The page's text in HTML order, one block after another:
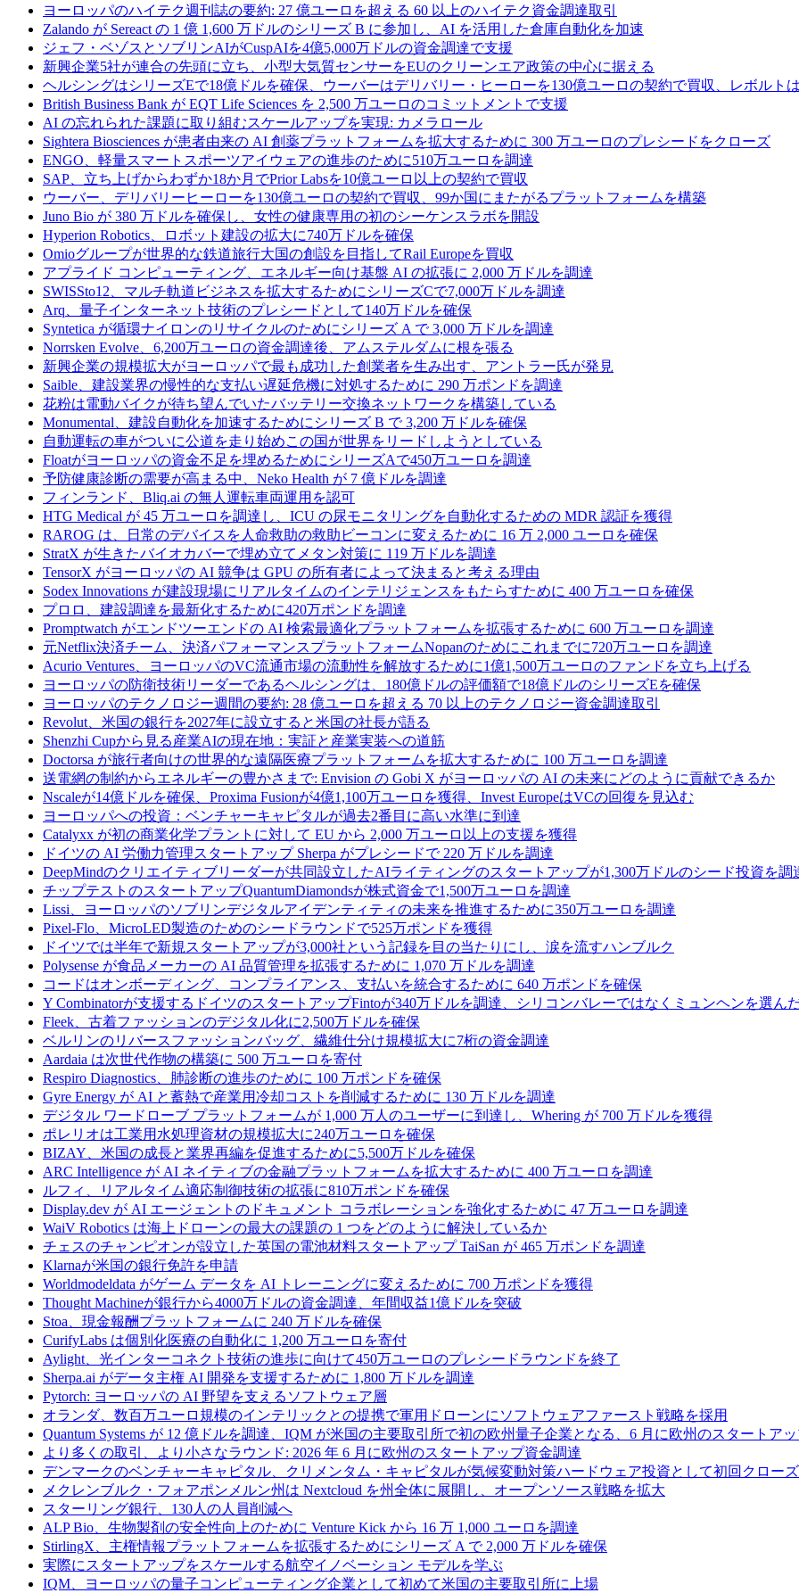
ヨーロッパのハイテク週刊誌の要約: 27 億ユーロを超える 60 以上のハイテク資金調達取引
Zalando が Sereact の 1 億 1,600 万ドルのシリーズ B に参加し、AI を活用した倉庫自動化を加速
ジェフ・ベゾスとソブリンAIがCuspAIを4億5,000万ドルの資金調達で支援
新興企業5社が連合の先頭に立ち、小型大気質センサーをEUのクリーンエア政策の中心に据える
ヘルシングはシリーズEで18億ドルを確保、ウーバーはデリバリー・ヒーローを130億ユーロの契約で買収、レボルト
British Business Bank が EQT Life Sciences を 2,500 万ユーロのコミットメントで支援
AI の忘れられた課題に取り組むスケールアップを実現: カメラロール
Sightera Biosciences が患者由来の AI 創薬プラットフォームを拡大するために 300 万ユーロのプレシードをクローズ
ENGO、軽量スマートスポーツアイウェアの進歩のために510万ユーロを調達
SAP、立ち上げからわずか18か月でPrior Labsを10億ユーロ以上の契約で買収
ウーバー、デリバリーヒーローを130億ユーロの契約で買収、99か国にまたがるプラットフォームを構築
Juno Bio が 380 万ドルを確保し、女性の健康専用の初のシーケンスラボを開設
Hyperion Robotics、ロボット建設の拡大に740万ドルを確保
Omioグループが世界的な鉄道旅行大国の創設を目指してRail Europeを買収
アプライド コンピューティング、エネルギー向け基盤 AI の拡張に 2,000 万ドルを調達
SWISSto12、マルチ軌道ビジネスを拡大するためにシリーズCで7,000万ドルを調達
Arq、量子インターネット技術のプレシードとして140万ドルを確保
Syntetica が循環ナイロンのリサイクルのためにシリーズ A で 3,000 万ドルを調達
Norrsken Evolve、6,200万ユーロの資金調達後、アムステルダムに根を張る
新興企業の規模拡大がヨーロッパで最も成功した創業者を生み出す、アントラー氏が発見
Saible、建設業界の慢性的な支払い遅延危機に対処するために 290 万ポンドを調達
花粉は電動バイクが待ち望んでいたバッテリー交換ネットワークを構築している
Monumental、建設自動化を加速するためにシリーズ B で 3,200 万ドルを確保
自動運転の車がついに公道を走り始めこの国が世界をリードしようとしている
Floatがヨーロッパの資金不足を埋めるためにシリーズAで450万ユーロを調達
予防健康診断の需要が高まる中、Neko Health が 7 億ドルを調達
フィンランド、Bliq.ai の無人運転車両運用を認可
HTG Medical が 45 万ユーロを調達し、ICU の尿モニタリングを自動化するための MDR 認証を獲得
RAROG は、日常のデバイスを人命救助の救助ビーコンに変えるために 16 万 2,000 ユーロを確保
StratX が生きたバイオカバーで埋め立てメタン対策に 119 万ドルを調達
TensorX がヨーロッパの AI 競争は GPU の所有者によって決まると考える理由
Sodex Innovations が建設現場にリアルタイムのインテリジェンスをもたらすために 400 万ユーロを確保
プロロ、建設調達を最新化するために420万ポンドを調達
Promptwatch がエンドツーエンドの AI 検索最適化プラットフォームを拡張するために 600 万ユーロを調達
元Netflix決済チーム、決済パフォーマンスプラットフォームNopanのためにこれまでに720万ユーロを調達
Acurio Ventures、ヨーロッパのVC流通市場の流動性を解放するために1億1,500万ユーロのファンドを立ち上げる
ヨーロッパの防衛技術リーダーであるヘルシングは、180億ドルの評価額で18億ドルのシリーズEを確保
ヨーロッパのテクノロジー週間の要約: 28 億ユーロを超える 70 以上のテクノロジー資金調達取引
Revolut、米国の銀行を2027年に設立すると米国の社長が語る
Shenzhi Cupから見る産業AIの現在地：実証と産業実装への道筋
Doctorsa が旅行者向けの世界的な遠隔医療プラットフォームを拡大するために 100 万ユーロを調達
送電網の制約からエネルギーの豊かさまで: Envision の Gobi X がヨーロッパの AI の未来にどのように貢献できるか
Nscaleが14億ドルを確保、Proxima Fusionが4億1,100万ユーロを獲得、Invest EuropeはVCの回復を見込む
ヨーロッパへの投資：ベンチャーキャピタルが過去2番目に高い水準に到達
Catalyxx が初の商業化学プラントに対して EU から 2,000 万ユーロ以上の支援を獲得
ドイツの AI 労働力管理スタートアップ Sherpa がプレシードで 220 万ドルを調達
DeepMindのクリエイティブリーダーが共同設立したAIライティングのスタートアップが1,300万ドルのシード投資を調
チップテストのスタートアップQuantumDiamondsが株式資金で1,500万ユーロを調達
Lissi、ヨーロッパのソブリンデジタルアイデンティティの未来を推進するために350万ユーロを調達
Pixel-Flo、MicroLED製造のためのシードラウンドで525万ポンドを獲得
ドイツでは半年で新規スタートアップが3,000社という記録を目の当たりにし、涙を流すハンブルク
Polysense が食品メーカーの AI 品質管理を拡張するために 1,070 万ドルを調達
コードはオンボーディング、コンプライアンス、支払いを統合するために 640 万ポンドを確保
Y Combinatorが支援するドイツのスタートアップFintoが340万ドルを調達、シリコンバレーではなくミュンヘンを選ん
Fleek、古着ファッションのデジタル化に2,500万ドルを確保
ベルリンのリバースファッションバッグ、繊維仕分け規模拡大に7桁の資金調達
Aardaia は次世代作物の構築に 500 万ユーロを寄付
Respiro Diagnostics、肺診断の進歩のために 100 万ポンドを確保
Gyre Energy が AI と蓄熱で産業用冷却コストを削減するために 130 万ドルを調達
デジタル ワードローブ プラットフォームが 1,000 万人のユーザーに到達し、Whering が 700 万ドルを獲得
ポレリオは工業用水処理資材の規模拡大に240万ユーロを確保
BIZAY、米国の成長と業界再編を促進するために5,500万ドルを確保
ARC Intelligence が AI ネイティブの金融プラットフォームを拡大するために 400 万ユーロを調達
ルフィ、リアルタイム適応制御技術の拡張に810万ポンドを確保
Display.dev が AI エージェントのドキュメント コラボレーションを強化するために 47 万ユーロを調達
WaiV Robotics は海上ドローンの最大の課題の 1 つをどのように解決しているか
チェスのチャンピオンが設立した英国の電池材料スタートアップ TaiSan が 465 万ポンドを調達
Klarnaが米国の銀行免許を申請
Worldmodeldata がゲーム データを AI トレーニングに変えるために 700 万ポンドを獲得
Thought Machineが銀行から4000万ドルの資金調達、年間収益1億ドルを突破
Stoa、現金報酬プラットフォームに 240 万ドルを確保
CurifyLabs は個別化医療の自動化に 1,200 万ユーロを寄付
Aylight、光インターコネクト技術の進歩に向けて450万ユーロのプレシードラウンドを終了
Sherpa.ai がデータ主権 AI 開発を支援するために 1,800 万ドルを調達
Pytorch: ヨーロッパの AI 野望を支えるソフトウェア層
オランダ、数百万ユーロ規模のインテリックとの提携で軍用ドローンにソフトウェアファースト戦略を採用
Quantum Systems が 12 億ドルを調達、IQM が米国の主要取引所で初の欧州量子企業となる、6 月に欧州のスタートア
より多くの取引、より小さなラウンド: 2026 年 6 月に欧州のスタートアップ資金調達
デンマークのベンチャーキャピタル、クリメンタム・キャピタルが気候変動対策ハードウェア投資として初回クロー
メクレンブルク・フォアポンメルン州は Nextcloud を州全体に展開し、オープンソース戦略を拡大
スターリング銀行、130人の人員削減へ
ALP Bio、生物製剤の安全性向上のために Venture Kick から 16 万 1,000 ユーロを調達
StirlingX、主権情報プラットフォームを拡張するためにシリーズ A で 2,000 万ドルを確保
実際にスタートアップをスケールする航空イノベーション モデルを学ぶ
IQM、ヨーロッパの量子コンピューティング企業として初めて米国の主要取引所に上場